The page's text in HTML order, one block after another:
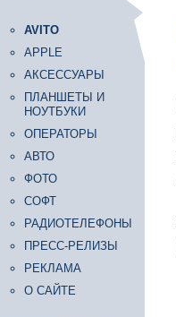
AVITO
APPLE
АКСЕССУАРЫ
ПЛАНШЕТЫ И
НОУТБУКИ
ОПЕРАТОРЫ
АВТО
ФОТО
СОФТ
РАДИОТЕЛЕФОНЫ
ПРЕСС-РЕЛИЗЫ
РЕКЛАМА
О САЙТЕ